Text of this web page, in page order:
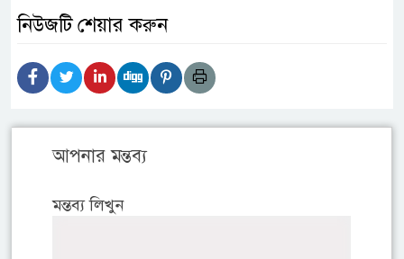
নিউজটি শেয়ার করুন
আপনার মন্তব্য
মন্তব্য লিখুন